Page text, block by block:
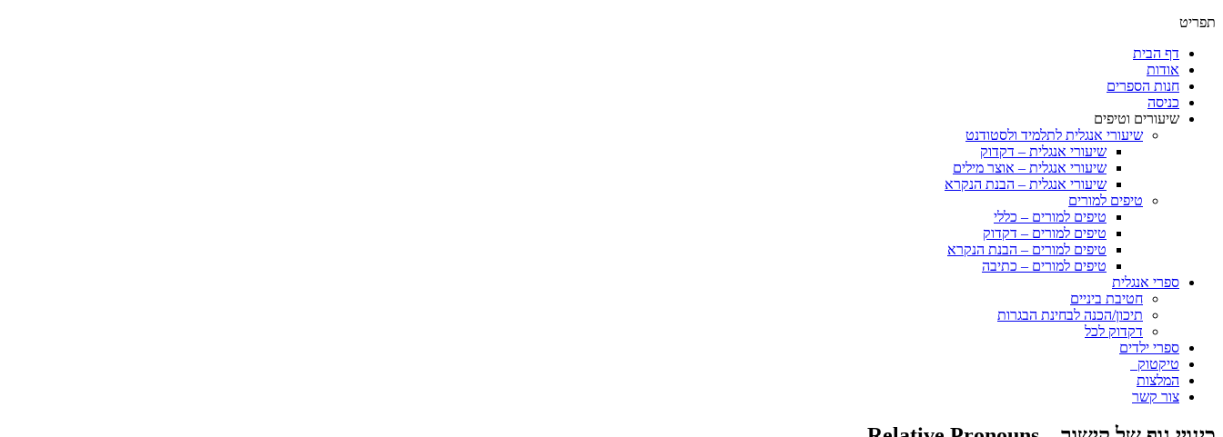
תפריט
דף הבית
אודות
חנות הספרים
כניסה
שיעורים וטיפים
שיעורי אנגלית לתלמיד ולסטודנט
שיעורי אנגלית – דקדוק
שיעורי אנגלית – אוצר מילים
שיעורי אנגלית – הבנת הנקרא
טיפים למורים
טיפים למורים – כללי
טיפים למורים – דקדוק
טיפים למורים – הבנת הנקרא
טיפים למורים – כתיבה
ספרי אנגלית
חטיבת ביניים
תיכון/הכנה לבחינת הבגרות
דקדוק לכל
ספרי ילדים
טיקטוק
המלצות
צור קשר